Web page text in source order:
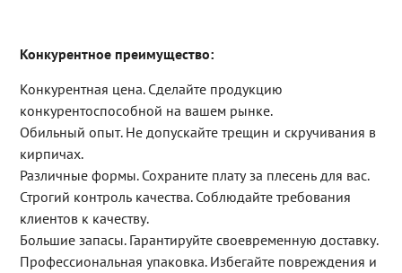
Конкурентное преимущество:
Конкурентная цена. Сделайте продукцию
конкурентоспособной на вашем рынке.
Обильный опыт. Не допускайте трещин и скручивания в
кирпичах.
Различные формы. Сохраните плату за плесень для вас.
Строгий контроль качества. Соблюдайте требования
клиентов к качеству.
Большие запасы. Гарантируйте своевременную доставку.
Профессиональная упаковка. Избегайте повреждения и